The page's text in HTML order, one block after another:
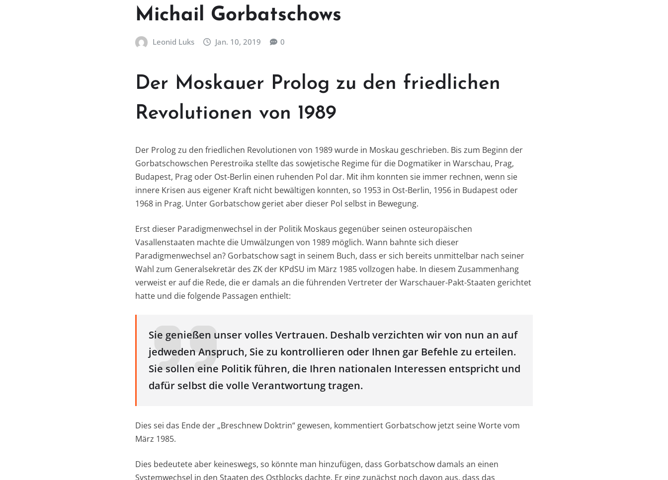
Michail Gorbatschows
Leonid Luks Jan. 10, 2019 0
Der Moskauer Prolog zu den friedlichen
Revolutionen von 1989
Der Prolog zu den friedlichen Revolutionen von 1989 wurde in Moskau geschrieben. Bis zum Beginn der
Gorbatschowschen Perestroika stellte das sowjetische Regime für die Dogmatiker in Warschau, Prag,
Budapest, Prag oder Ost-Berlin einen ruhenden Pol dar. Mit ihm konnten sie immer rechnen, wenn sie
innere Krisen aus eigener Kraft nicht bewältigen konnten, so 1953 in Ost-Berlin, 1956 in Budapest oder
1968 in Prag. Unter Gorbatschow geriet aber dieser Pol selbst in Bewegung.
Erst dieser Paradigmenwechsel in der Politik Moskaus gegenüber seinen osteuropäischen
Vasallenstaaten machte die Umwälzungen von 1989 möglich. Wann bahnte sich dieser
Paradigmenwechsel an? Gorbatschow sagt in seinem Buch, dass er sich bereits unmittelbar nach seiner
Wahl zum Generalsekretär des ZK der KPdSU im März 1985 vollzogen habe. In diesem Zusammenhang
verweist er auf die Rede, die er damals an die führenden Vertreter der Warschauer-Pakt-Staaten gerichtet
hatte und die folgende Passagen enthielt:
Sie genießen unser volles Vertrauen. Deshalb verzichten wir von nun an auf
jedweden Anspruch, Sie zu kontrollieren oder Ihnen gar Befehle zu erteilen.
Sie sollen eine Politik führen, die Ihren nationalen Interessen entspricht und
dafür selbst die volle Verantwortung tragen.
Dies sei das Ende der „Breschnew Doktrin“ gewesen, kommentiert Gorbatschow jetzt seine Worte vom
März 1985.
Dies bedeutete aber keineswegs, so könnte man hinzufügen, dass Gorbatschow damals an einen
Systemwechsel in den Staaten des Ostblocks dachte. Er ging zunächst noch davon aus, dass das